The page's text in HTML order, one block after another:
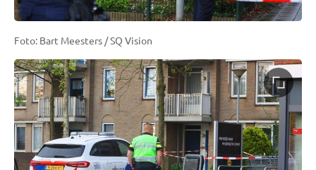
Foto: Bart Meesters / SQ Vision